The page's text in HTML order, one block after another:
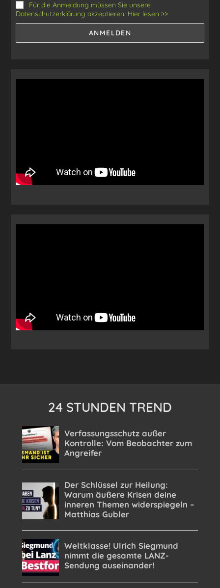
Für die Anmeldung müssen Sie unsere
Datenschutzerklärung akzeptieren. Hier lesen >>
24 STUNDEN TREND